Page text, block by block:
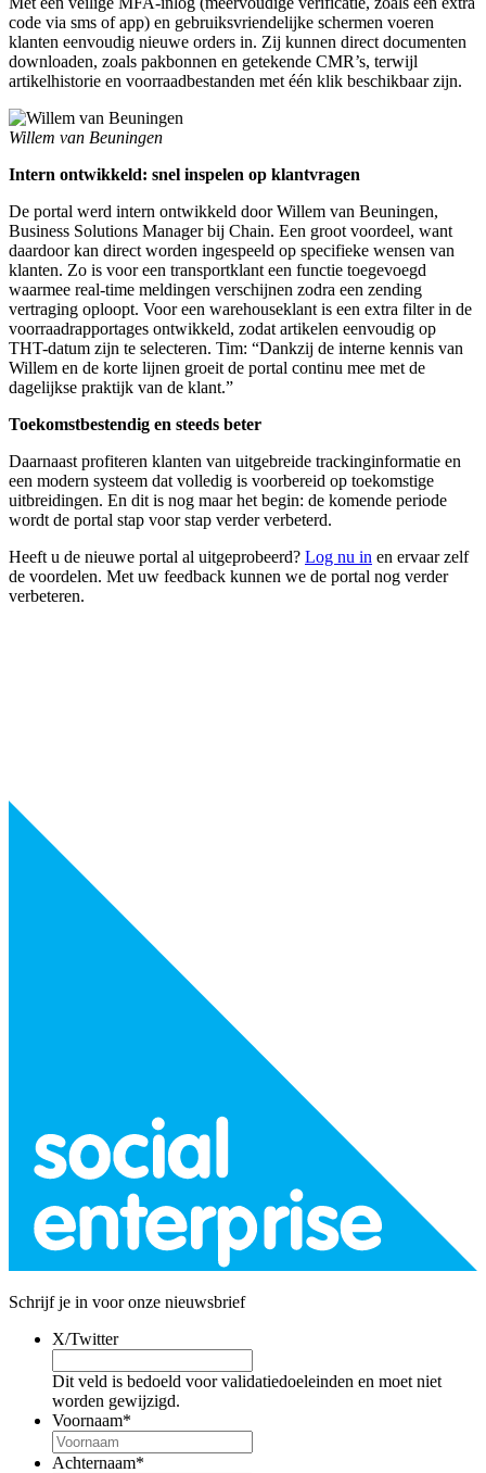
code via sms of app) en gebruiksvriendelijke schermen voeren
klanten eenvoudig nieuwe orders in. Zij kunnen direct documenten
downloaden, zoals pakbonnen en getekende CMR’s, terwijl
artikelhistorie en voorraadbestanden met één klik beschikbaar zijn.
Willem van Beuningen
Intern ontwikkeld: snel inspelen op klantvragen
De portal werd intern ontwikkeld door Willem van Beuningen,
Business Solutions Manager bij Chain. Een groot voordeel, want
daardoor kan direct worden ingespeeld op specifieke wensen van
klanten. Zo is voor een transportklant een functie toegevoegd
waarmee real-time meldingen verschijnen zodra een zending
vertraging oploopt. Voor een warehouseklant is een extra filter in de
voorraadrapportages ontwikkeld, zodat artikelen eenvoudig op
THT-datum zijn te selecteren. Tim: “Dankzij de interne kennis van
Willem en de korte lijnen groeit de portal continu mee met de
dagelijkse praktijk van de klant.”
Toekomstbestendig en steeds beter
Daarnaast profiteren klanten van uitgebreide trackinginformatie en
een modern systeem dat volledig is voorbereid op toekomstige
uitbreidingen. En dit is nog maar het begin: de komende periode
wordt de portal stap voor stap verder verbeterd.
Heeft u de nieuwe portal al uitgeprobeerd? Log nu in en ervaar zelf
de voordelen. Met uw feedback kunnen we de portal nog verder
verbeteren.
Schrijf je in voor onze nieuwsbrief
X/Twitter
Dit veld is bedoeld voor validatiedoeleinden en moet niet
worden gewijzigd.
Voornaam*
Achternaam*